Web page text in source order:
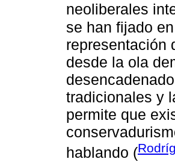
neoliberales
se han fijado
representación
desde la ola
tradicionales y
permite que
hablando (